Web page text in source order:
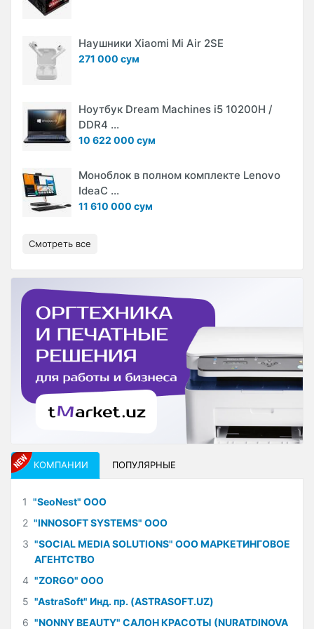
Наушники Xiaomi Mi Air 2SE
271 000 сум
Ноутбук Dream Machines i5 10200H /
DDR4 ...
10 622 000 сум
Моноблок в полном комплекте Lenovo
IdeaC ...
11 610 000 сум
Смотреть все
КОМПАНИИ ПОПУЛЯРНЫЕ
1 "SeoNest" ООО
2 "INNOSOFT SYSTEMS" ООО
3 "SOCIAL MEDIA SOLUTIONS" ООО МАРКЕТИНГОВОЕ
АГЕНТСТВО
4 "ZORGO" ООО
5 "AstraSoft" Инд. пр. (ASTRASOFT.UZ)
6 "NONNY BEAUTY" САЛОН КРАСОТЫ (NURATDINOVA